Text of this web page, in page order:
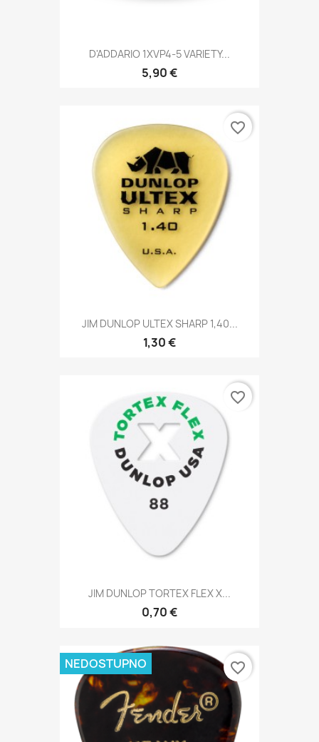
D'ADDARIO 1XVP4-5 VARIETY...
5,90 €
JIM DUNLOP ULTEX SHARP 1,40...
1,30 €
favorite_border
JIM DUNLOP TORTEX FLEX X...
0,70 €
favorite_border
NEDOSTUPNO favorite_border